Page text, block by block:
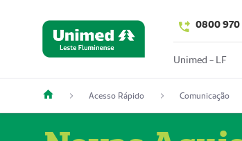
0800 970
Unimed - LF
Acesso Rápido Comunicação